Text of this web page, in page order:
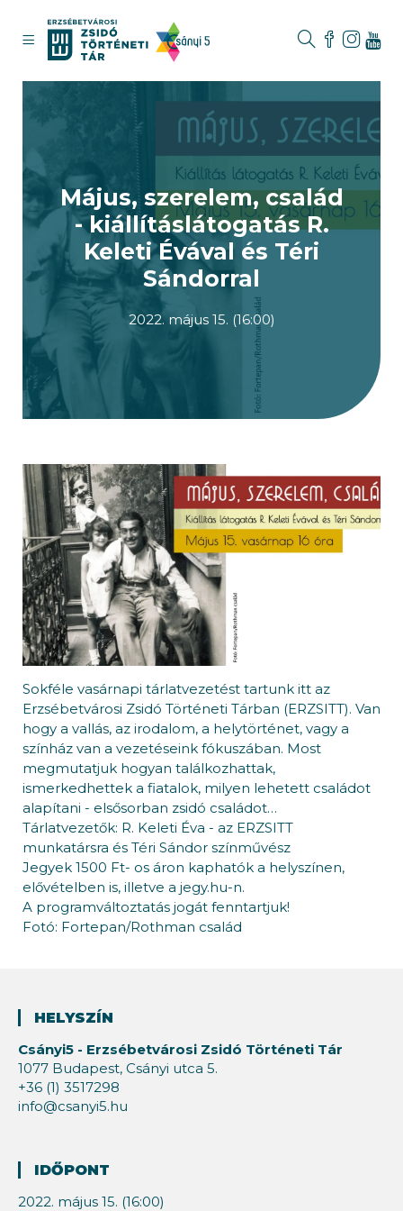
Május, szerelem, család
- kiállításlátogatás R.
Keleti Évával és Téri
Sándorral
2022. május 15. (16:00)
Sokféle vasárnapi tárlatvezetést tartunk itt az
Erzsébetvárosi Zsidó Történeti Tárban (ERZSITT). Van
hogy a vallás, az irodalom, a helytörténet, vagy a
színház van a vezetéseink fókuszában. Most
megmutatjuk hogyan találkozhattak,
ismerkedhettek a fiatalok, milyen lehetett családot
alapítani - elsősorban zsidó családot…
Tárlatvezetők: R. Keleti Éva - az ERZSITT
munkatársra és Téri Sándor színművész
Jegyek 1500 Ft- os áron kaphatók a helyszínen,
elővételben is, illetve a jegy.hu-n.
A programváltoztatás jogát fenntartjuk!
Fotó: Fortepan/Rothman család
HELYSZÍN
Csányi5 - Erzsébetvárosi Zsidó Történeti Tár
1077 Budapest, Csányi utca 5.
+36 (1) 3517298
info@csanyi5.hu
IDŐPONT
2022. május 15. (16:00)